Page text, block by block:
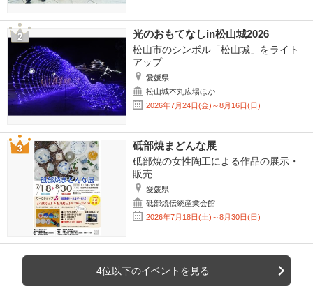
光のおもてなしin松山城2026
松山市のシンボル「松山城」をライト
アップ
愛媛県
松山城本丸広場ほか
2026年7月24日(金)～8月16日(日)
砥部焼まどんな展
砥部焼の女性陶工による作品の展示・
販売
愛媛県
砥部焼伝統産業会館
2026年7月18日(土)～8月30日(日)
4位以下のイベントを見る